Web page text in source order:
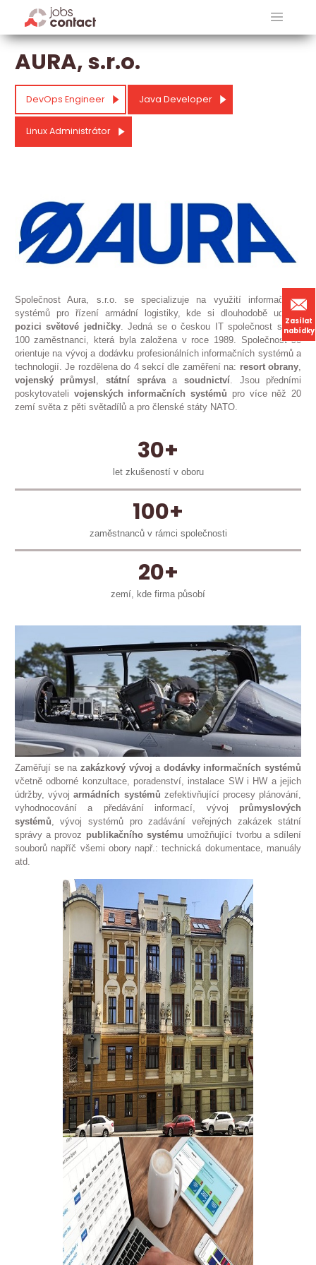
Zasílat
nabídky
AURA, s.r.o.
DevOps Engineer Java Developer
Linux Administrátor
Společnost Aura, s.r.o. se specializuje na využití informačních
systémů pro řízení armádní logistiky, kde si dlouhodobě udržují
pozici světové jedničky. Jedná se o českou IT společnost s cca
100 zaměstnanci, která byla založena v roce 1989. Společnost se
orientuje na vývoj a dodávku profesionálních informačních systémů a
technologií. Je rozdělena do 4 sekcí dle zaměření na: resort obrany,
vojenský
průmysl ,státní správaa soudnictví. Jsou předními
poskytovateli vojenských informačních systémů pro více něž 20
zemí světa z pěti světadílů a pro členské státy NATO.
30+
let zkušeností v oboru
100+
zaměstnanců v rámci společnosti
20+
zemí, kde firma působí
Zaměřují se na zakázkový vývoj a dodávky informačních systémů
včetně odborné konzultace, poradenství, instalace SW i HW a jejich
údržby, vývojarmádních systémů zefektivňující procesy plánování,
vyhodnocování a předávání informací, vývoj průmyslových
systémů, vývoj systémů pro zadávání veřejných zakázek státní
správy a provoz publikačního systému umožňující tvorbu a sdílení
souborů napříč všemi obory např.: technická dokumentace, manuály
atd.